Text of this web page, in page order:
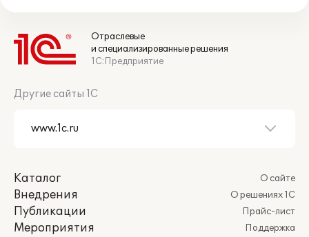
Отраслевые
и специализированные решения
1С:Предприятие
Другие сайты 1С
Каталог
Внедрения
Публикации
Мероприятия
О сайте
О решениях 1С
Прайс-лист
Поддержка